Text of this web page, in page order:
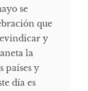
se
que
y
la
países y
día es